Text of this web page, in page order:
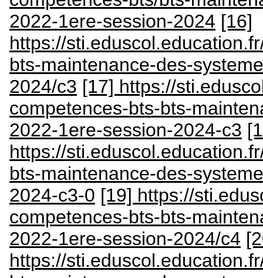
2022-1ere-session-2024 [16]
https://
bts-maintenance-des-
2024/c3 [17] https://
competences-bts-bts-
2022-1ere-session-2024-c3
https://
bts-maintenance-des-
2024-c3-0 [19] https://
competences-bts-bts-
2022-1ere-session-2024/c4
https://